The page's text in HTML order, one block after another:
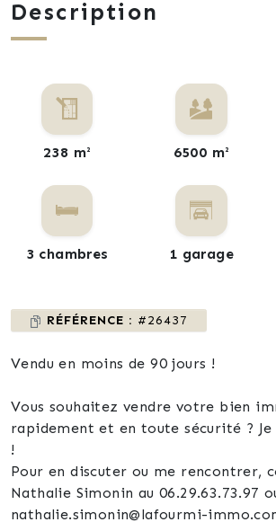
Description
238 m² 6500 m²
3 chambres 1 garage
RÉFÉRENCE : #26437
Vendu en moins de 90 jours !
Vous souhaitez vendre votre bien
rapidement et en toute sécurité ? Je
!
Pour en discuter ou me rencontrer,
Nathalie Simonin au 06.29.63.73.97
nathalie.simonin@lafourmi-